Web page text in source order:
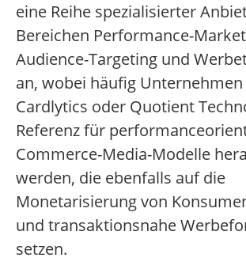
eine Reihe spezialisierter
Bereichen Performance-
Audience-Targeting und
an, wobei häufig
Cardlytics oder Quotient
Referenz für
Commerce-Media-Modelle
werden, die ebenfalls auf die
Monetarisierung von
und transaktionsnahe
setzen.